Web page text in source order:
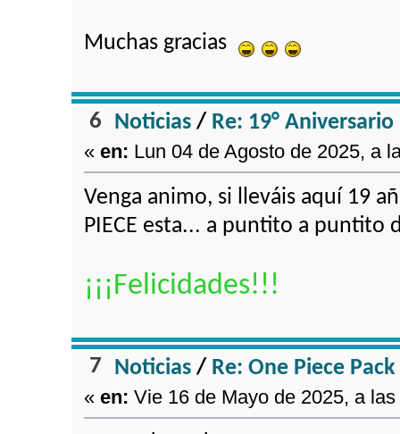
Muchas gracias
6 Noticias/ Re: 19° Aniversario
«en: Lun 04 de Agosto de 2025, a
Venga animo, si lleváis aquí 19
PIECE esta... a puntito a
¡¡¡Felicidades!!!
7 Noticias/ Re: One Piece
«en: Vie 16 de Mayo de 2025, a